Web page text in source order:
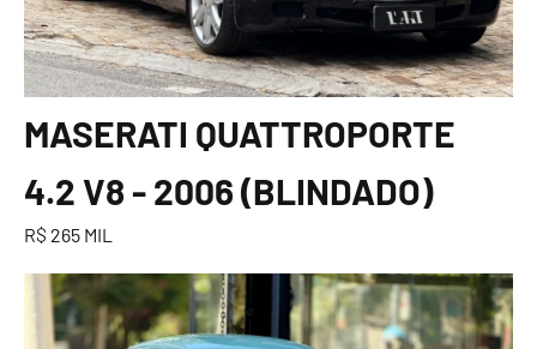
MASERATI QUATTROPORTE
4.2 V8 - 2006 (BLINDADO)
R$ 265 MIL